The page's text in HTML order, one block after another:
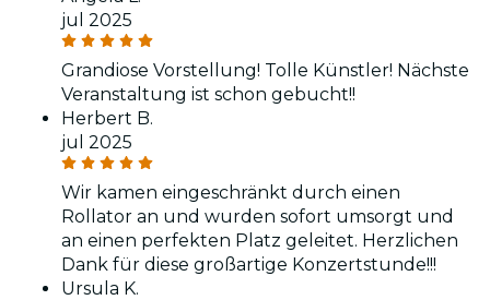
jul 2025
Grandiose Vorstellung! Tolle Künstler! Nächste
Veranstaltung ist schon gebucht!!
Herbert B.
jul 2025
Wir kamen eingeschränkt durch einen
Rollator an und wurden sofort umsorgt und
an einen perfekten Platz geleitet. Herzlichen
Dank für diese großartige Konzertstunde!!!
Ursula K.